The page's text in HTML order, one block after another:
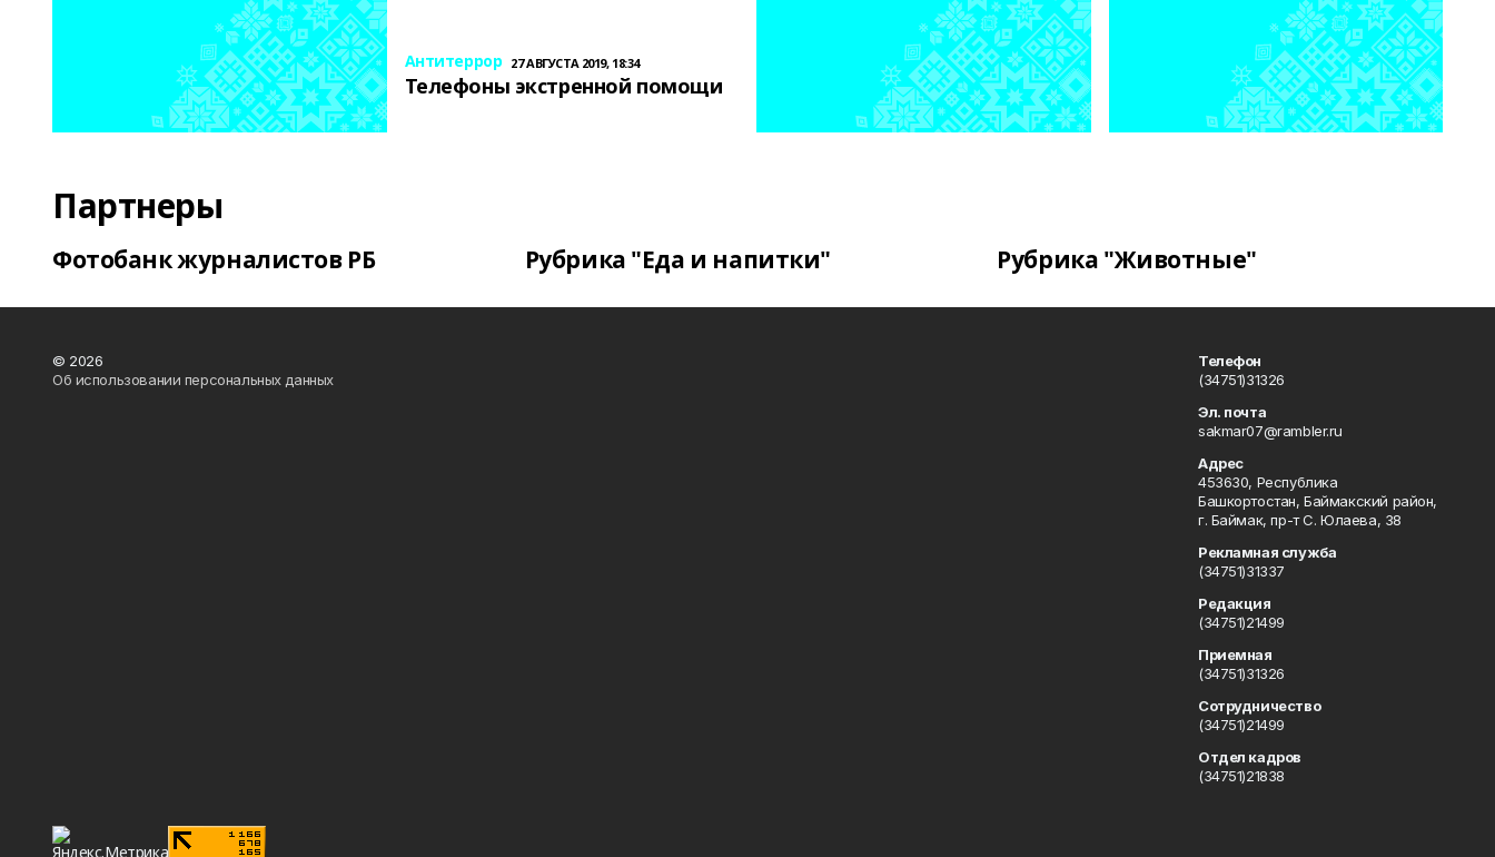
Антитеррор 27 АВГУСТА 2019, 18:34
Телефоны экстренной помощи
Партнеры
Фотобанк журналистов РБ Рубрика "Еда и напитки" Рубрика "Животные"
© 2026
Об использовании персональных данных
Телефон
(34751)31326
Эл. почта
sakmar07@rambler.ru
Адрес
453630, Республика
Башкортостан, Баймакский район,
г. Баймак, пр-т С. Юлаева, 38
Рекламная служба
(34751)31337
Редакция
(34751)21499
Приемная
(34751)31326
Сотрудничество
(34751)21499
Отдел кадров
(34751)21838